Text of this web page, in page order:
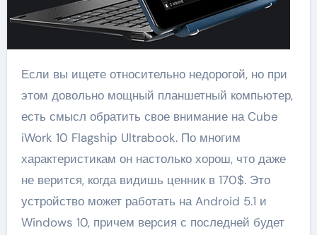
Если вы ищете относительно недорогой, но при
этом довольно мощный планшетный компьютер,
есть смысл обратить свое внимание на Cube
iWork 10 Flagship Ultrabook. По многим
характеристикам он настолько хорош, что даже
не верится, когда видишь ценник в 170$. Это
устройство может работать на Android 5.1 и
Windows 10, причем версия с последней будет